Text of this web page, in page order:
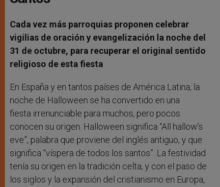
Cada vez más parroquias proponen celebrar
vigilias de oración y evangelización la noche del
31 de octubre, para recuperar el original sentido
religioso de esta fiesta
En España y en tantos países de América Latina, la
noche de Halloween se ha convertido en una
fiesta irrenunciable para muchos, pero pocos
conocen su origen. Halloween significa “All hallow’s
eve”, palabra que proviene del inglés antiguo, y que
significa “víspera de todos los santos”. La festividad
tenía su origen en la tradición celta, y con el paso de
los siglos y la expansión del cristianismo en Europa,